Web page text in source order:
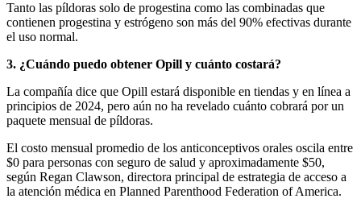
Tanto las píldoras solo de progestina como las combinadas que
contienen progestina y estrógeno son más del 90% efectivas durante
el uso normal.
3. ¿Cuándo puedo obtener Opill y cuánto costará?
La compañía dice que Opill estará disponible en tiendas y en línea a
principios de 2024, pero aún no ha revelado cuánto cobrará por un
paquete mensual de píldoras.
El costo mensual promedio de los anticonceptivos orales oscila entre
$0 para personas con seguro de salud y aproximadamente $50,
según Regan Clawson, directora principal de estrategia de acceso a
la atención médica en Planned Parenthood Federation of America.